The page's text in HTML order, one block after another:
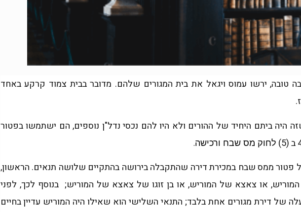
טובה, ירשו עמוס ויגאל את בית המגורים שלהם. מדובר בבית צמוד קרקע באחד
היה ביתם היחיד של ההורים ולא היו להם נכסי נדל"ן נוספים, הם ישתמשו בפטור
לחוק מס שבח ורכישה.
פטור ממס שבח במכירת דירה שהתקבלה בירושה בהתקיים שלושה תנאים. הראשון,
המוריש, או צאצא של המוריש, או בן זוגו של צאצא של המוריש; בנוסף לכך, לפני
של דירת מגורים אחת בלבד; התנאי השלישי הוא שאילו היה המוריש עדיין בחיים